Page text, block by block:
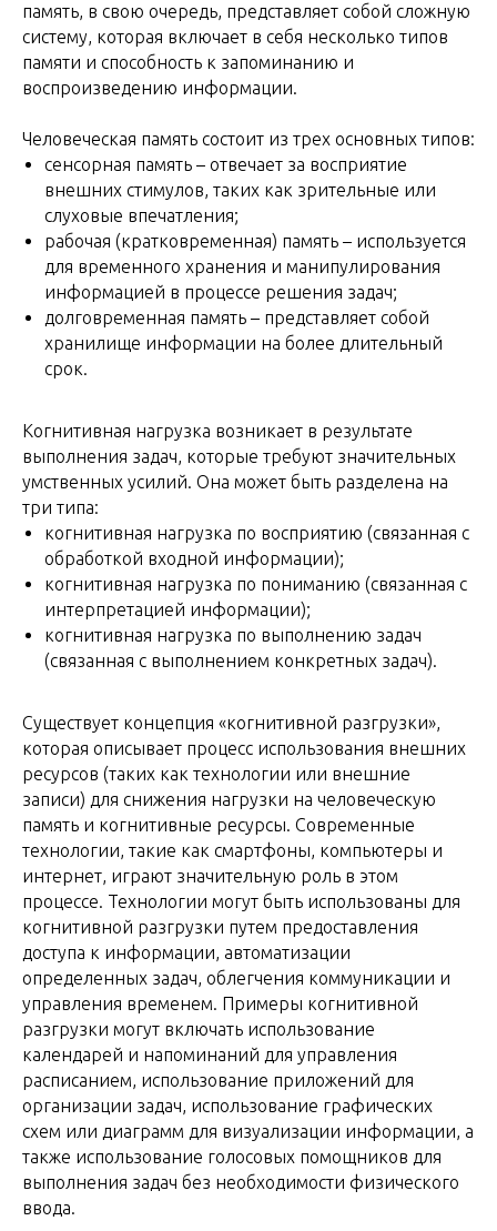
память, в свою очередь, представляет собой сложную
систему, которая включает в себя несколько типов
памяти и способность к запоминанию и
воспроизведению информации.
Человеческая память состоит из трех основных типов:
сенсорная память – отвечает за восприятие
внешних стимулов, таких как зрительные или
слуховые впечатления;
рабочая (кратковременная) память – используется
для временного хранения и манипулирования
информацией в процессе решения задач;
долговременная память – представляет собой
хранилище информации на более длительный
срок.
Когнитивная нагрузка возникает в результате
выполнения задач, которые требуют значительных
умственных усилий. Она может быть разделена на
три типа:
когнитивная нагрузка по восприятию (связанная с
обработкой входной информации);
когнитивная нагрузка по пониманию (связанная с
интерпретацией информации);
когнитивная нагрузка по выполнению задач
(связанная с выполнением конкретных задач).
Существует концепция «когнитивной разгрузки»,
которая описывает процесс использования внешних
ресурсов (таких как технологии или внешние
записи) для снижения нагрузки на человеческую
память и когнитивные ресурсы. Современные
технологии, такие как смартфоны, компьютеры и
интернет, играют значительную роль в этом
процессе. Технологии могут быть использованы для
когнитивной разгрузки путем предоставления
доступа к информации, автоматизации
определенных задач, облегчения коммуникации и
управления временем. Примеры когнитивной
разгрузки могут включать использование
календарей и напоминаний для управления
расписанием, использование приложений для
организации задач, использование графических
схем или диаграмм для визуализации информации, а
также использование голосовых помощников для
выполнения задач без необходимости физического
ввода.